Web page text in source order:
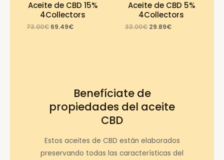
Aceite de CBD 15%
4Collectors
73.00€ Original
69.49€Current
Aceite de CBD 5%
4Collectors
33.00€ Original
29.89€Current
Benefíciate de
propiedades del aceite
CBD
Estos aceites de CBD están elaborados
preservando todas las características del